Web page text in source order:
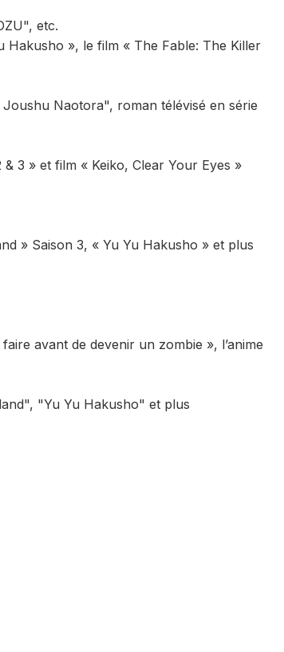
etc.
Hakusho », le film « The Fable: The Killer
Naotora", roman télévisé en série
3 » et film « Keiko, Clear Your Eyes »
» Saison 3, « Yu Yu Hakusho » et plus
avant de devenir un zombie », l’anime
"Yu Yu Hakusho" et plus